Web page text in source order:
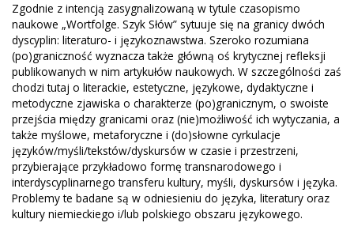
Zgodnie z intencją zasygnalizowaną w tytule czasopismo
naukowe „Wortfolge. Szyk Słów” sytuuje się na granicy dwóch
dyscyplin: literaturo- i językoznawstwa. Szeroko rozumiana
(po)graniczność wyznacza także główną oś krytycznej refleksji
publikowanych w nim artykułów naukowych. W szczególności zaś
chodzi tutaj o literackie, estetyczne, językowe, dydaktyczne i
metodyczne zjawiska o charakterze (po)granicznym, o swoiste
przejścia między granicami oraz (nie)możliwość ich wytyczania, a
także myślowe, metaforyczne i (do)słowne cyrkulacje
języków/myśli/tekstów/dyskursów w czasie i przestrzeni,
przybierające przykładowo formę transnarodowego i
interdyscyplinarnego transferu kultury, myśli, dyskursów i języka.
Problemy te badane są w odniesieniu do języka, literatury oraz
kultury niemieckiego i/lub polskiego obszaru językowego.